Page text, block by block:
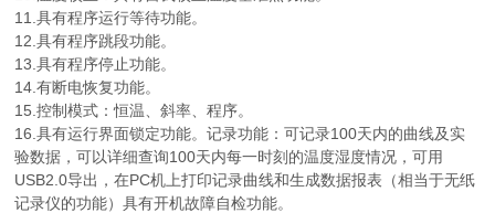
11.具有程序运行等待功能。
12.具有程序跳段功能。
13.具有程序停止功能。
14.有断电恢复功能。
15.控制模式：恒温、斜率、程序。
16.具有运行界面锁定功能。记录功能：可记录100天内的曲线及实
验数据，可以详细查询100天内每一时刻的温度湿度情况，可用
USB2.0导出，在PC机上打印记录曲线和生成数据报表（相当于无纸
记录仪的功能）具有开机故障自检功能。